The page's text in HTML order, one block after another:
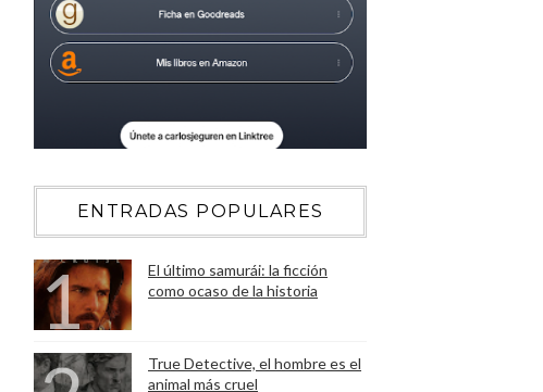
ENTRADAS POPULARES
El último samurái: la ficción
como ocaso de la historia
True Detective, el hombre es el
animal más cruel